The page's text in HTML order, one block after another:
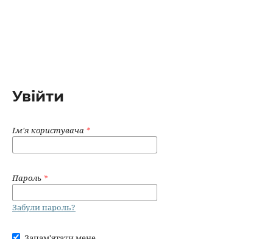
Увійти
Ім'я користувача *
Пароль *
Забули пароль?